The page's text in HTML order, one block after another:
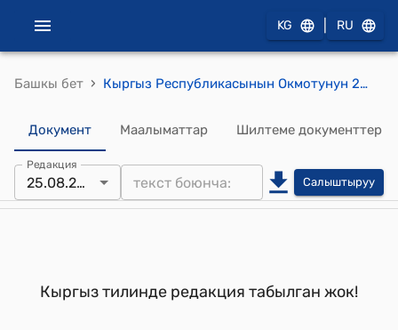
KG RU
Башкы бет › Кыргыз Республикасынын Окмотунун 2004-жылдын 18-декабрынын, № 939 " «Кыргыз Республикасыныи Нарын облусунун Нарын районундагы Минбулак айыл кенешинин Куйбышев айылын Ташдобо айылы деп озгортуп атоо жонундо» Кыргыз Республикасынын Мыйзамынын долбоору тууралуу" токтому
Документ Маалыматтар Шилтеме документтер
Редакция
25.08.2006 Салыштыруу
Кыргыз тилинде редакция табылган жок!